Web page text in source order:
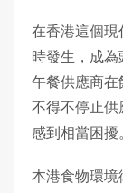
在香港這個現
時發生，成
午餐供應商在
不得不停止供
感到相當困擾
本港食物環境